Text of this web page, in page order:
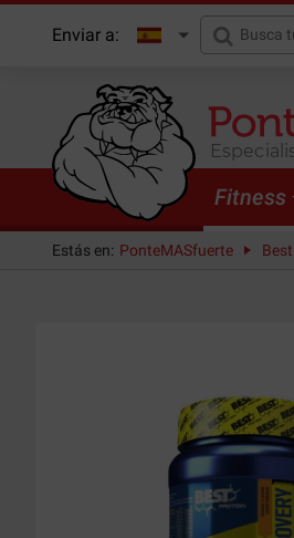
Enviar a:
Fitness
Estás en: PonteMASfuerte